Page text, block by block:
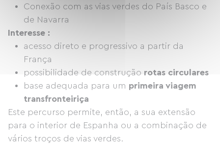
Conexão com as vias verdes do País Basco e
de Navarra
Interesse :
acesso direto e progressivo a partir da
França
possibilidade de construção rotas circulares
base adequada para um primeira viagem
transfronteiriça
Este percurso permite, então, a sua extensão
para o interior de Espanha ou a combinação de
vários troços de vias verdes.